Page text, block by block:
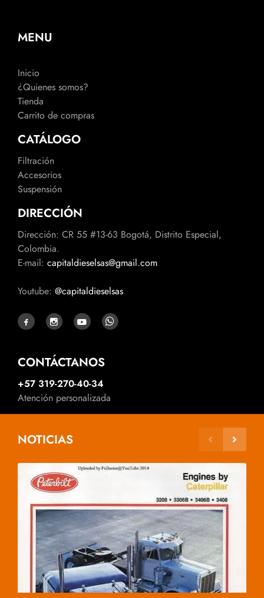
MENU
Inicio
¿Quienes somos?
Tienda
Carrito de compras
CATÁLOGO
Filtración
Accesorios
Suspensión
DIRECCIÓN
Dirección: CR 55 #13-63 Bogotá, Distrito Especial,
Colombia.
E-mail: capitaldieselsas@gmail.com
Youtube: @capitaldieselsas
CONTÁCTANOS
+57 319-270-40-34
Atención personalizada
NOTICIAS